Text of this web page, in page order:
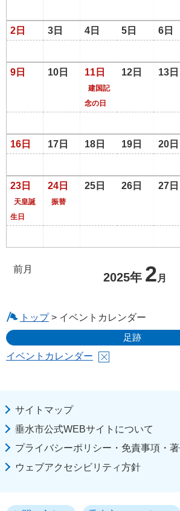
2日 3日 4日 5日 6日
9日 10日 11日
建国記
念の日
12日 13日
16日 17日 18日 19日 20日
23日
天皇誕
生日
24日
振替
25日 26日 27日
前月
2025年 2 月
トップ> イベントカレンダー
足跡
イベントカレンダー
サイトマップ
垂水市公式WEBサイトについて
プライバシーポリシー・免責事項・
ウェブアクセシビリティ方針